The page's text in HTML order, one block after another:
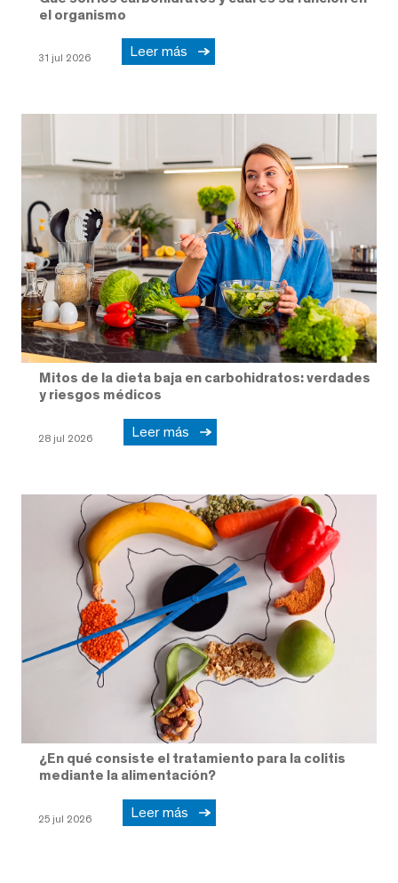
el organismo
31 jul 2026 Leer más
Mitos de la dieta baja en carbohidratos: verdades
y riesgos médicos
28 jul 2026 Leer más
¿En qué consiste el tratamiento para la colitis
mediante la alimentación?
25 jul 2026 Leer más